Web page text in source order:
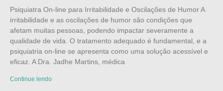
Psiquiatra On-line para Irritabilidade e Oscilações de Humor A
irritabilidade e as oscilações de humor são condições que
afetam muitas pessoas, podendo impactar severamente a
qualidade de vida. O tratamento adequado é fundamental, e a
psiquiatria on-line se apresenta como uma solução acessível e
eficaz. A Dra. Jadhe Martins, médica
Continue lendo